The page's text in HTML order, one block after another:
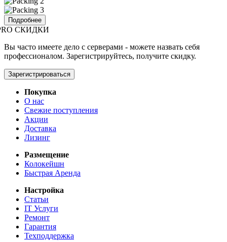
Подробнее
СКИДКИ
Вы часто имеете дело с серверами - можете назвать себя
профессионалом. Зарегистрируйтесь, получите скидку.
Зарегистрироваться
Покупка
О нас
Свежие поступления
Акции
Доставка
Лизинг
Размещение
Колокейшн
Быстрая Аренда
Настройка
Статьи
IT Услуги
Ремонт
Гарантия
Техподдержка